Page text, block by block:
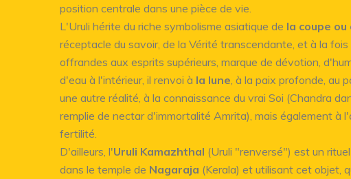
position centrale dans une pièce de vie.
L'Uruli hérite du riche symbolisme asiatique de la coupe ou
réceptacle du savoir, de la Vérité transcendante, et à la
offrandes aux esprits supérieurs, marque de dévotion,
d'eau à l'intérieur, il renvoi à la lune , à la paix profonde, au
une autre réalité, à la connaissance du vrai Soi (Chandra
remplie de nectar d'immortalité Amrita), mais également à
fertilité.
D'ailleurs, l'Uruli Kamazhthal (Uruli "renversé") est un
dans le temple de Nagaraja (Kerala) et utilisant cet objet,